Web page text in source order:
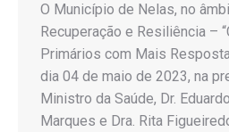
O Município de Nelas, no
Recuperação e Resiliência –
Primários com Mais
dia 04 de maio de 2023, na
Ministro da Saúde, Dr.
Marques e Dra. Rita